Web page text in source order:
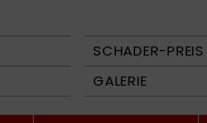
SCHADER-PREIS
GALERIE